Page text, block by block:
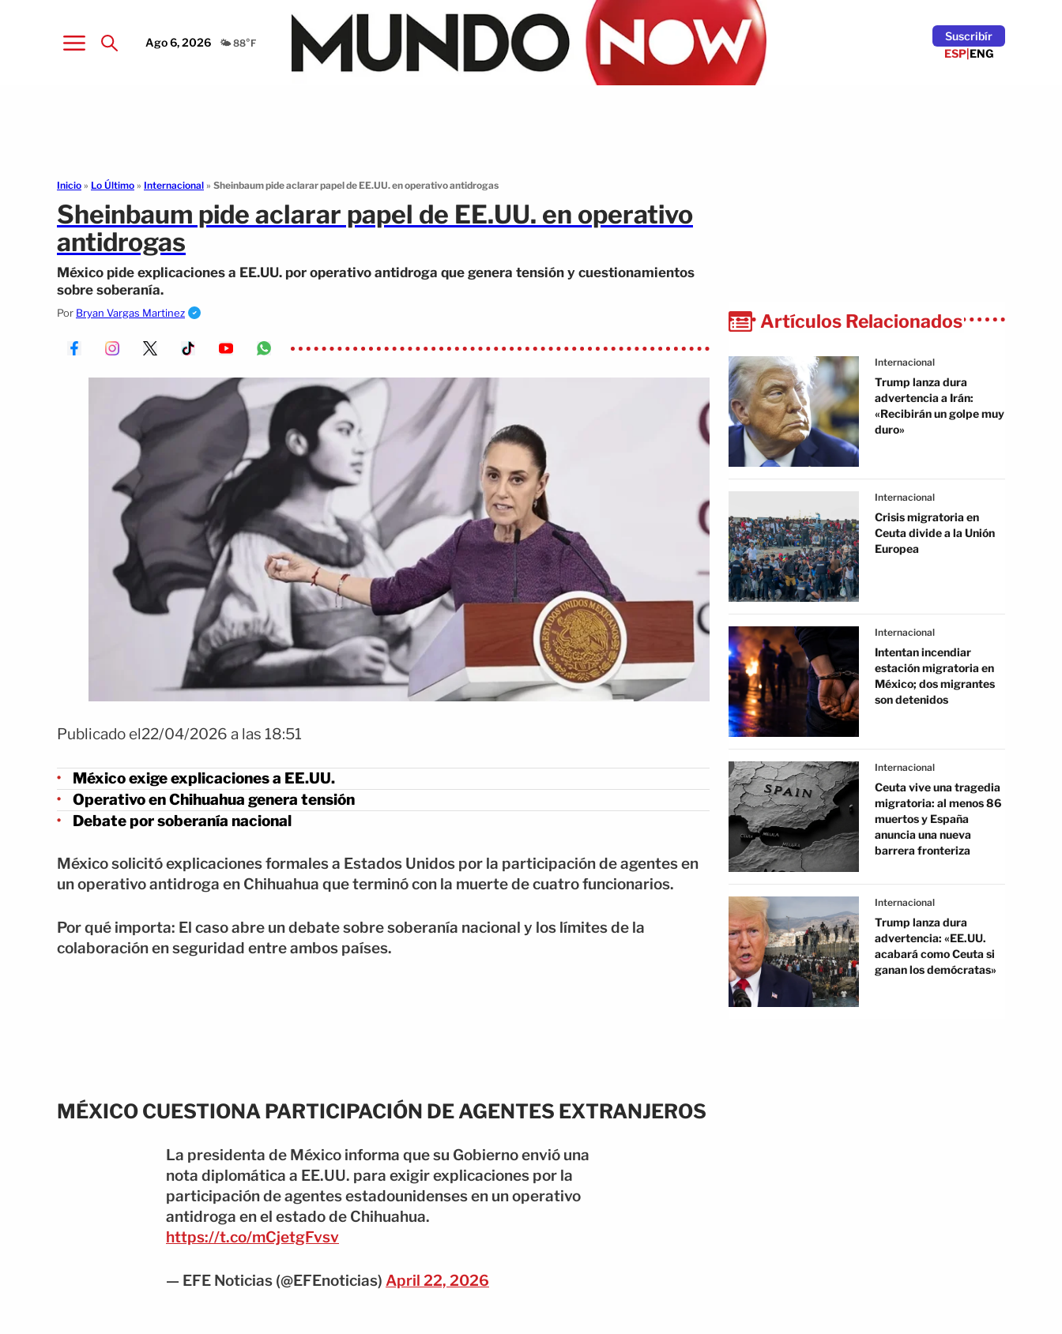
Ago 6, 2026 🌤️ 88°F
Suscribír
ESP|ENG
Inicio » Lo Último » Internacional » Sheinbaum pide aclarar papel de EE.UU. en operativo antidrogas
Sheinbaum pide aclarar papel de EE.UU. en operativo
antidrogas
México pide explicaciones a EE.UU. por operativo antidroga que genera tensión y cuestionamientos
sobre soberanía.
Por Bryan Vargas Martinez
Publicado el22/04/2026 a las 18:51
México exige explicaciones a EE.UU.
Operativo en Chihuahua genera tensión
Debate por soberanía nacional
México solicitó explicaciones formales a Estados Unidos por la participación de agentes en
un operativo antidroga en Chihuahua que terminó con la muerte de cuatro funcionarios.
Por qué importa: El caso abre un debate sobre soberanía nacional y los límites de la
colaboración en seguridad entre ambos países.
MÉXICO CUESTIONA PARTICIPACIÓN DE AGENTES EXTRANJEROS
La presidenta de México informa que su Gobierno envió una
nota diplomática a EE.UU. para exigir explicaciones por la
participación de agentes estadounidenses en un operativo
antidroga en el estado de Chihuahua.
https://t.co/mCjetgFvsv
— EFE Noticias (@EFEnoticias) April 22, 2026
Artículos Relacionados
Internacional
Trump lanza dura
advertencia a Irán:
«Recibirán un golpe muy
duro»
Internacional
Crisis migratoria en
Ceuta divide a la Unión
Europea
Internacional
Intentan incendiar
estación migratoria en
México; dos migrantes
son detenidos
Internacional
Ceuta vive una tragedia
migratoria: al menos 86
muertos y España
anuncia una nueva
barrera fronteriza
Internacional
Trump lanza dura
advertencia: «EE.UU.
acabará como Ceuta si
ganan los demócratas»